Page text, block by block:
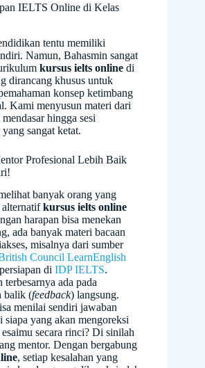
IELTS Online di Kelas
tentu memiliki
Namun, Bahasmin sangat
kursus ielts online di
dirancang khusus untuk
konsep ketimbang
Kami menyusun materi dari
hingga sesi
sangat ketat.
Profesional Lebih Baik
banyak orang yang
alternatifkursus ielts online
harapan bisa menekan
ada banyak materi bacaan
misalnya dari sumber
Council LearnEnglish
di IDP IELTS.
ada pada
balik (feedback) langsung.
menilai sendiri jawaban
siapa yang akan mengoreksi
esaimu secara rinci? Di sinilah
mentor. Dengan bergabung
, setiap kesalahan yang